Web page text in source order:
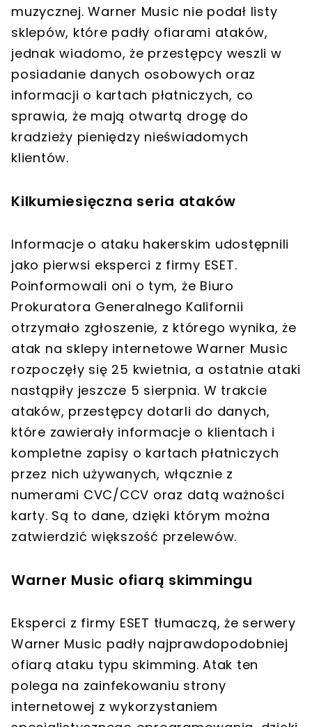
muzycznej. Warner Music nie podał listy
sklepów, które padły ofiarami ataków,
jednak wiadomo, że przestępcy weszli w
posiadanie danych osobowych oraz
informacji o kartach płatniczych, co
sprawia, że mają otwartą drogę do
kradzieży pieniędzy nieświadomych
klientów.
Kilkumiesięczna seria ataków
Informacje o ataku hakerskim udostępnili
jako pierwsi eksperci z firmy ESET.
Poinformowali oni o tym, że Biuro
Prokuratora Generalnego Kalifornii
otrzymało zgłoszenie, z którego wynika, że
atak na sklepy internetowe Warner Music
rozpoczęły się 25 kwietnia, a ostatnie ataki
nastąpiły jeszcze 5 sierpnia. W trakcie
ataków, przestępcy dotarli do danych,
które zawierały informacje o klientach i
kompletne zapisy o kartach płatniczych
przez nich używanych, włącznie z
numerami CVC/CCV oraz datą ważności
karty. Są to dane, dzięki którym można
zatwierdzić większość przelewów.
Warner Music ofiarą skimmingu
Eksperci z firmy ESET tłumaczą, że serwery
Warner Music padły najprawdopodobniej
ofiarą ataku typu skimming. Atak ten
polega na zainfekowaniu strony
internetowej z wykorzystaniem